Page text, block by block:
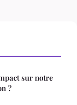
sur notre
?